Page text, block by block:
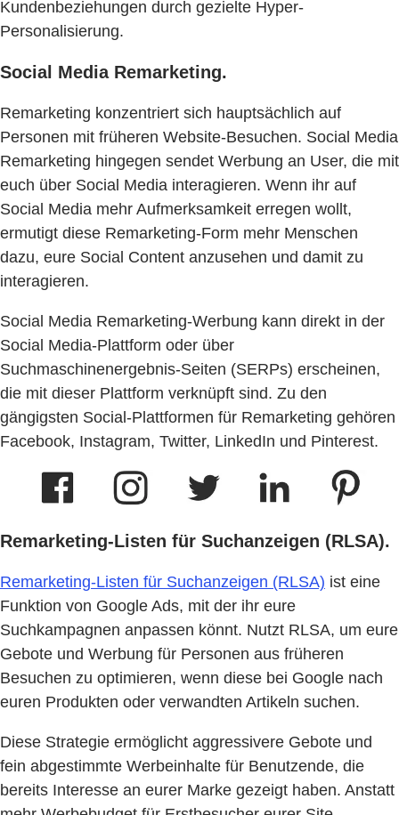
Kundenbeziehungen durch gezielte Hyper-
Personalisierung.
Social Media Remarketing.
Remarketing konzentriert sich hauptsächlich auf
Personen mit früheren Website-Besuchen. Social Media
Remarketing hingegen sendet Werbung an User, die mit
euch über Social Media interagieren. Wenn ihr auf
Social Media mehr Aufmerksamkeit erregen wollt,
ermutigt diese Remarketing-Form mehr Menschen
dazu, eure Social Content anzusehen und damit zu
interagieren.
Social Media Remarketing-Werbung kann direkt in der
Social Media-Plattform oder über
Suchmaschinenergebnis-Seiten (SERPs) erscheinen,
die mit dieser Plattform verknüpft sind. Zu den
gängigsten Social-Plattformen für Remarketing gehören
Facebook, Instagram, Twitter, LinkedIn und Pinterest.
Remarketing-Listen für Suchanzeigen (RLSA).
Remarketing-Listen für Suchanzeigen (RLSA) ist eine
Funktion von Google Ads, mit der ihr eure
Suchkampagnen anpassen könnt. Nutzt RLSA, um eure
Gebote und Werbung für Personen aus früheren
Besuchen zu optimieren, wenn diese bei Google nach
euren Produkten oder verwandten Artikeln suchen.
Diese Strategie ermöglicht aggressivere Gebote und
fein abgestimmte Werbeinhalte für Benutzende, die
bereits Interesse an eurer Marke gezeigt haben. Anstatt